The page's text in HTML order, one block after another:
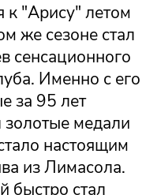
к "Арису" летом
же сезоне стал
сенсационного
Именно с его
за 95 лет
золотые медали
настоящим
из Лимасола.
быстро стал